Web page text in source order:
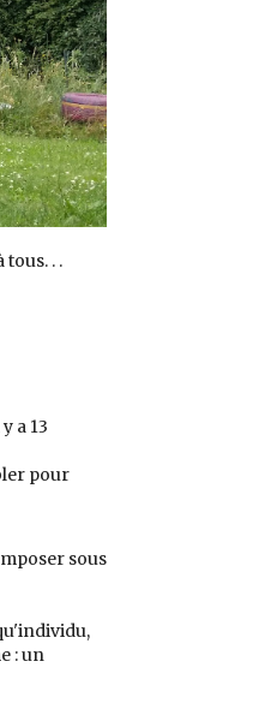
. .
a 13
pour
sous
: un